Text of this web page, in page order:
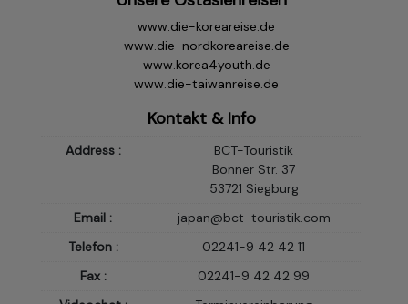
empfehlen Ihnen den Abschluss einer Auslandskranken -
(Heilungskosten)Versicherung und Reiserücktrittskosten
(Annulierungs-)Versicherung in der Schweiz.
Reiserücktrittsversicherungen bis 200 Euro / 500 Euro
über uns abschließen. Bei Prämien, die darüber
hinausgehen, erfolgt der Abschluss direkt bei der
Bei Interesse schicken wir Ihnen vorab die Informationen zu
(Vermittlerkontakt, Schiedsstelle, IPID
Produktinformationsblatt, Versicherungsbedingungen etc.)
www.die-koreareise.de
www.die-nordkoreareise.de
www.korea4youth.de
www.die-taiwanreise.de
Kontakt & Info
Address :
BCT-Touristik
Bonner Str. 37
53721 Siegburg
Email :
japan@bct-touristik.com
Telefon :
02241-9 42 42 11
Fax :
02241-9 42 42 99